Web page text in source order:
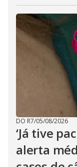
DO R7/05/08/2026
‘Já tive
alerta